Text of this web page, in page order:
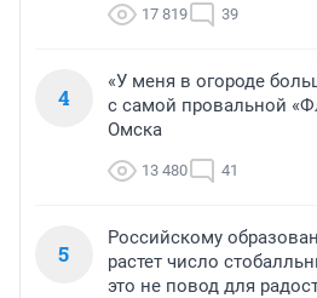
17 819 39
4
«У меня в огороде
с самой провальной
Омска
13 480 41
5
Российскому
растет число
это не повод для